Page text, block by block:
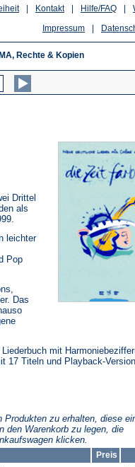
Hilfe/FAQ
Kontakt
Impressum
Rechte & Kopien
Drittel
als
leichter
Pop
Das
mit
17 Titeln und Playback-
Produkten zu erhalten, diese
den Warenkorb zu legen, die
klicken.
Preis